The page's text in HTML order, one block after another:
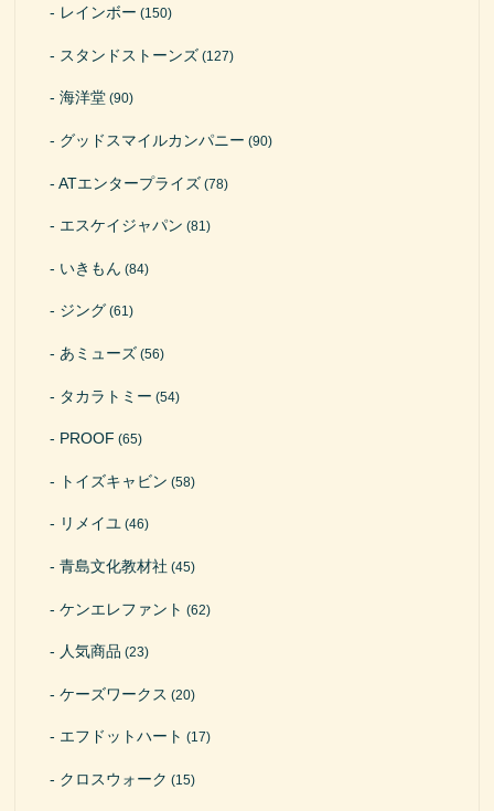
レインボー (150)
スタンドストーンズ (127)
海洋堂 (90)
グッドスマイルカンパニー (90)
ATエンタープライズ (78)
エスケイジャパン (81)
いきもん (84)
ジング (61)
あミューズ (56)
タカラトミー (54)
PROOF (65)
トイズキャビン (58)
リメイユ (46)
青島文化教材社 (45)
ケンエレファント (62)
人気商品 (23)
ケーズワークス (20)
エフドットハート (17)
クロスウォーク (15)